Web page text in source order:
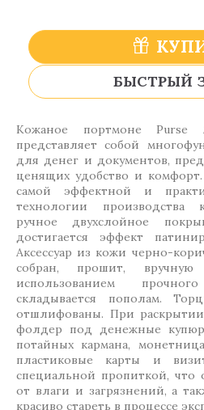
БЫСТРЫЙ
Кожаное портмоне Purse
представляет собой
для денег и документов,
ценящих удобство и
самой эффектной и
технологии производства
ручное двухслойное
достигается эффект
Аксессуар из кожи черно-
собран, прошит,
использованием
складывается пополам.
отшлифованы. При раскрытии
фолдер под денежные
потайных кармана,
пластиковые карты и
специальной пропиткой, что
от влаги и загрязнений, а
красиво стареть в процессе